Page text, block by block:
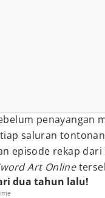
penayangan
saluran
episode rekap
Art Online
dua tahun lalu!